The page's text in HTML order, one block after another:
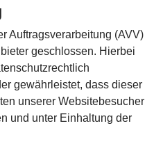
Auftragsverarbeitung (AVV)
geschlossen. Hierbei
gewährleistet, dass dieser
unserer Websitebesucher
und unter Einhaltung der